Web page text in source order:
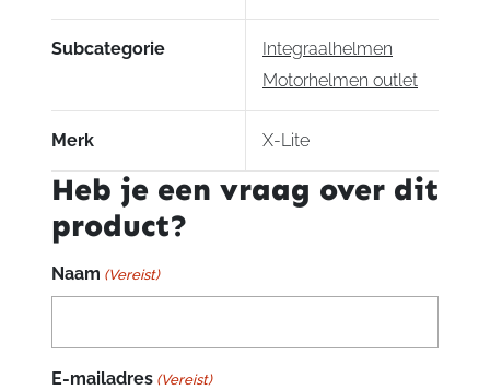
Subcategorie
Integraalhelmen
Motorhelmen outlet
Merk X-Lite
Heb je een vraag over dit
product?
Naam (Vereist)
E-mailadres (Vereist)